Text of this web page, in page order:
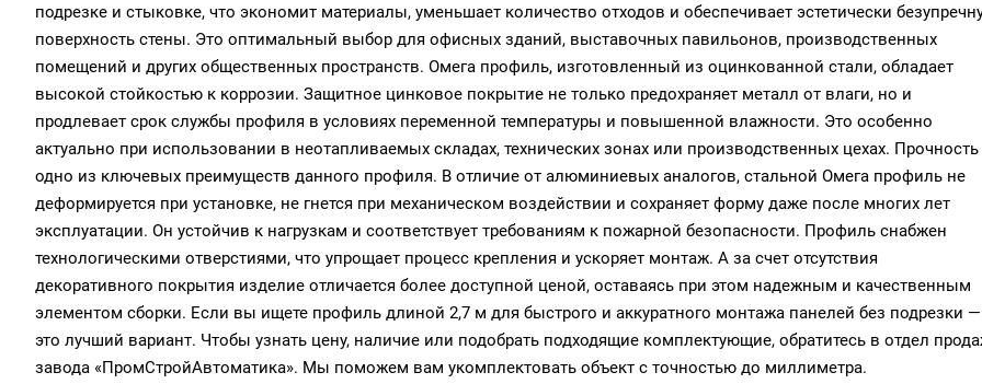
подрезке и стыковке, что экономит материалы, уменьшает количество отходов и обеспечивает эстетически
поверхность стены. Это оптимальный выбор для офисных зданий, выставочных павильонов, производственных
помещений и других общественных пространств. Омега профиль, изготовленный из оцинкованной стали, обладает
высокой стойкостью к коррозии. Защитное цинковое покрытие не только предохраняет металл от влаги, но и
продлевает срок службы профиля в условиях переменной температуры и повышенной влажности. Это особенно
актуально при использовании в неотапливаемых складах, технических зонах или производственных цехах.
одно из ключевых преимуществ данного профиля. В отличие от алюминиевых аналогов, стальной Омега профиль не
деформируется при установке, не гнется при механическом воздействии и сохраняет форму даже после многих лет
эксплуатации. Он устойчив к нагрузкам и соответствует требованиям к пожарной безопасности. Профиль снабжен
технологическими отверстиями, что упрощает процесс крепления и ускоряет монтаж. А за счет отсутствия
декоративного покрытия изделие отличается более доступной ценой, оставаясь при этом надежным и качественным
элементом сборки. Если вы ищете профиль длиной 2,7 м для быстрого и аккуратного монтажа панелей без подрезки —
это лучший вариант. Чтобы узнать цену, наличие или подобрать подходящие комплектующие, обратитесь в отдел
завода «ПромСтройАвтоматика». Мы поможем вам укомплектовать объект с точностью до миллиметра.